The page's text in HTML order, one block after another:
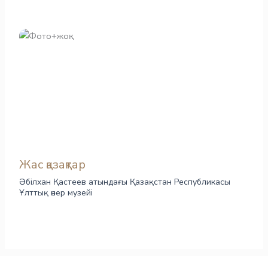
Жас қазақтар
Әбілхан Қастеев атындағы Қазақстан Республикасы
Ұлттық өнер музейі